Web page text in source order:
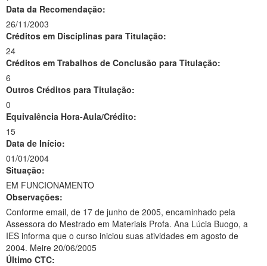
Data da Recomendação:
26/11/2003
Créditos em Disciplinas para Titulação:
24
Créditos em Trabalhos de Conclusão para Titulação:
6
Outros Créditos para Titulação:
0
Equivalência Hora-Aula/Crédito:
15
Data de Início:
01/01/2004
Situação:
EM FUNCIONAMENTO
Observações:
Conforme email, de 17 de junho de 2005, encaminhado pela
Assessora do Mestrado em Materiais Profa. Ana Lúcia Buogo, a
IES informa que o curso iniciou suas atividades em agosto de
2004. Meire 20/06/2005
Último CTC: